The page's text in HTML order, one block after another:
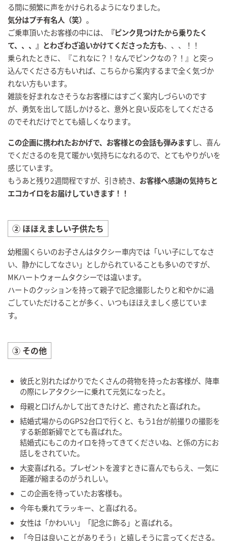
る間に頻繁に声をかけられるようになりました。
気分はプチ有名人（笑） 。
ご乗車頂いたお客様の中には、
『ピンク見つけたから乗りたく
て、、、』とわざわざ追いかけてくださった方も、、、！！
乗られたときに、『これなに？！なんでピンクなの？！』と突っ
込んでくださる方もいれば、こちらから案内するまで全く気づか
れない方もいます。
雑談を好まれなさそうなお客様にはすごく案内しづらいのです
が、勇気を出して話しかけると、意外と良い反応をしてくださる
のでそれだけでとても嬉しくなります。
この企画に携われたおかげで、お客様との会話も弾みますし、喜ん
でくださるのを見て暖かい気持ちになれるので、とてもやりがいを
感じています。
もうあと残り2週間程ですが、引き続き、 お客様へ感謝の気持ちと
エコカイロをお届けしていきます！！
② ほほえましい子供たち
幼稚園くらいのお子さんはタクシー車内では「いい子にしてなさ
い、静かにしてなさい」としかられていることも多いのですが、
MKハートウォームタクシーでは違います。
ハートのクッションを持って親子で記念撮影したりと和やかに過
ごしていただけることが多く、いつもほほえましく感じていま
す。
③ その他
彼氏と別れたばかりでたくさんの荷物を持ったお客様が、降車
の際にレアタクシーに乗れて元気になったと。
母親と口げんかして出てきたけど、癒されたと喜ばれた。
結婚式場からのGPS2台口で行くと、もう1台が前撮りの撮影を
する新郎新婦でとても喜ばれた。
結婚式にもこのカイロを持ってきてくださいね、と係の方にお
話しをされていた。
大変喜ばれる。プレゼントを渡すときに喜んでもらえ、一気に
距離が縮まるのがうれしい。
この企画を待っていたお客様も。
今年も乗れてラッキー、と喜ばれる。
女性は「かわいい」「記念に飾る」と喜ばれる。
「今日は良いことがありそう」と嬉しそうに言ってくださる。